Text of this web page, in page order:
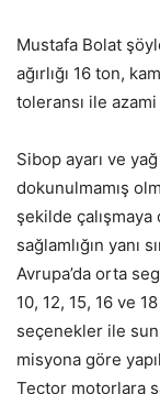
Mustafa Bolat
ağırlığı 16 ton,
toleransı ile azami
Sibop ayarı ve
dokunulmamış
şekilde
sağlamlığın yanı
Avrupa’da orta
10, 12, 15, 16 ve
seçenekler ile
misyona göre
Tector motorlara